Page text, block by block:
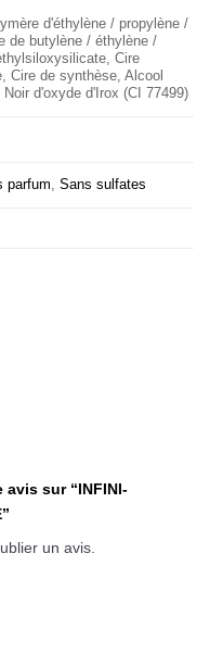
d'éthylène / propylène /
de butylène / éthylène /
Cire
Cire de synthèse, Alcool
d'oxyde d'Irox (CI 77499)
parfum,Sans sulfates
avis sur “INFINI-
un avis.